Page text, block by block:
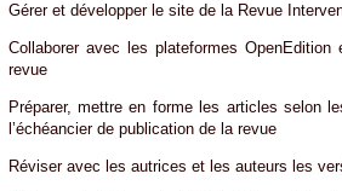
Gérer et développer le site de la Revue
Collaborer avec les plateformes
revue
Préparer, mettre en forme les articles selon
l’échéancier de publication de la revue
Réviser avec les autrices et les auteurs les